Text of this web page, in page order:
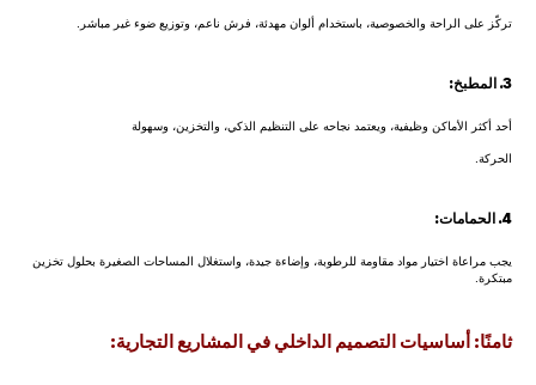
تركّز على الراحة والخصوصية، باستخدام ألوان مهدئة، فرش ناعم، وتوزيع ضوء غير مباشر.
3. المطبخ:
أحد أكثر الأماكن وظيفية، ويعتمد نجاحه على التنظيم الذكي، والتخزين، وسهولة
الحركة.
4. الحمامات:
يجب مراعاة اختيار مواد مقاومة للرطوبة، وإضاءة جيدة، واستغلال المساحات الصغيرة بحلول تخزين
مبتكرة.
ثامنًا: أساسيات التصميم الداخلي في المشاريع التجارية: